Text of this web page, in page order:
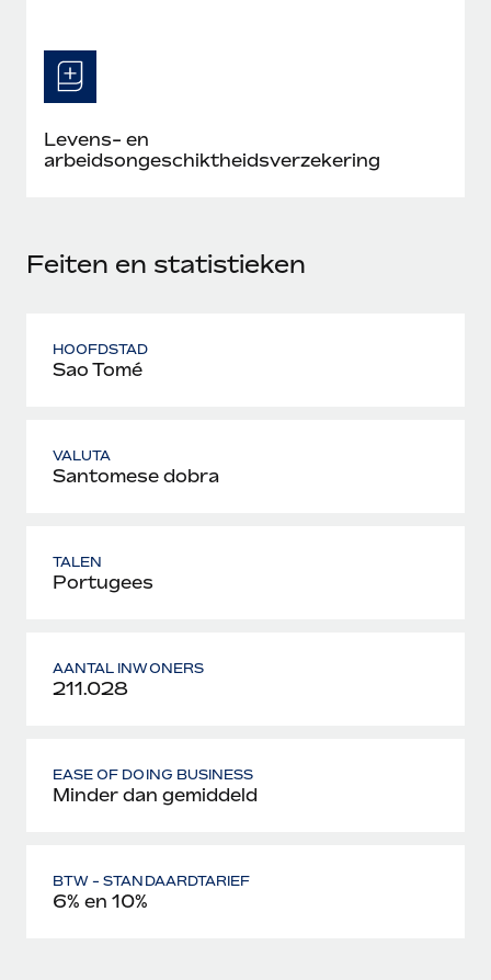
Levens- en
arbeidsongeschiktheidsverzekering
Feiten en statistieken
HOOFDSTAD
Sao Tomé
VALUTA
Santomese dobra
TALEN
Portugees
AANTAL INWONERS
211.028
EASE OF DOING BUSINESS
Minder dan gemiddeld
BTW - STANDAARDTARIEF
6% en 10%